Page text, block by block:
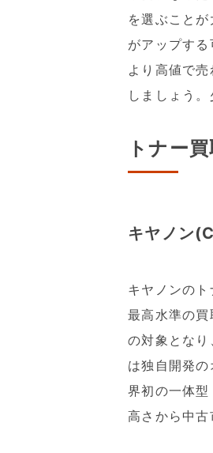
を選ぶこと
がアップす
より高値で
しましょう
トナー
キヤノン
キヤノン
最高水準の
の対象とな
は独自開発
界初の一体
高さから中古